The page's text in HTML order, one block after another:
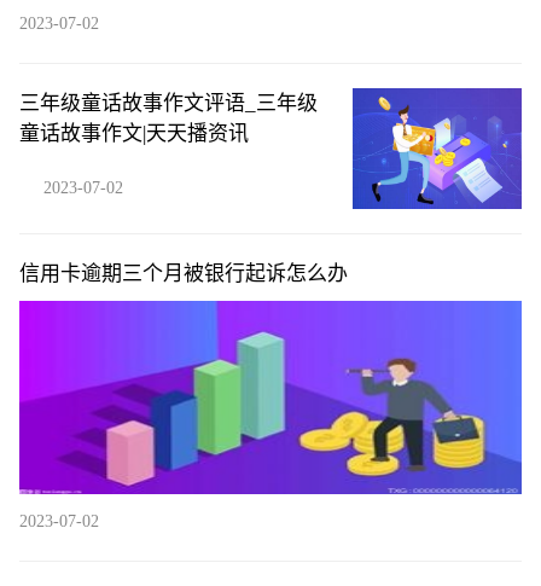
2023-07-02
三年级童话故事作文评语_三年级
童话故事作文|天天播资讯
2023-07-02
信用卡逾期三个月被银行起诉怎么办
2023-07-02